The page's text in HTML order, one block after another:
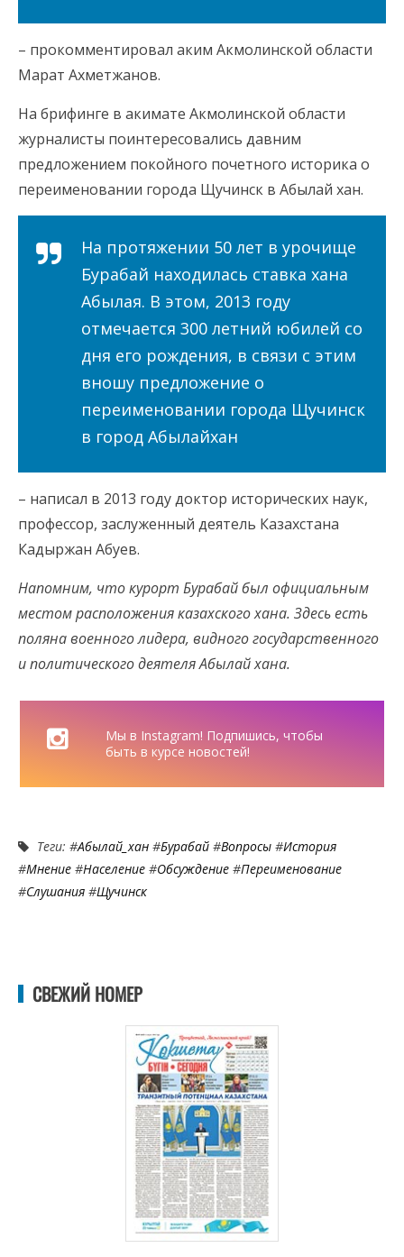
– прокомментировал аким Акмолинской области
Марат Ахметжанов.
На брифинге в акимате Акмолинской области
журналисты поинтересовались давним
предложением покойного почетного историка о
переименовании города Щучинск в Абылай хан.
На протяжении 50 лет в урочище
Бурабай находилась ставка хана
Абылая. В этом, 2013 году
отмечается 300 летний юбилей со
дня его рождения, в связи с этим
вношу предложение о
переименовании города Щучинск
в город Абылайхан
– написал в 2013 году доктор исторических наук,
профессор, заслуженный деятель Казахстана
Кадыржан Абуев.
Напомним, что курорт Бурабай был официальным
местом расположения казахского хана. Здесь есть
поляна военного лидера, видного государственного
и политического деятеля Абылай хана.
Мы в Instagram! Подпишись, чтобы
быть в курсе новостей!
Теги: #Абылай_хан #Бурабай #Вопросы #История
#Мнение #Население #Обсуждение #Переименование
#Слушания #Щучинск
СВЕЖИЙ НОМЕР